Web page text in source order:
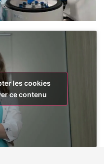
les cookies
ce contenu